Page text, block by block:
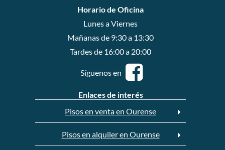
Horario de Oficina
Lunes a Viernes
Mañanas de 9:30 a 13:30
Tardes de 16:00 a 20:00
Síguenos en
Enlaces de interés
Pisos en venta en Ourense
Pisos en alquiler en Ourense